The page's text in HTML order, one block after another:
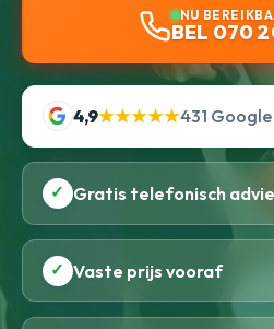
NU
BEL 070
4,9★★★★★431
✓ Gratis telefonisch
✓ Vaste prijs vooraf